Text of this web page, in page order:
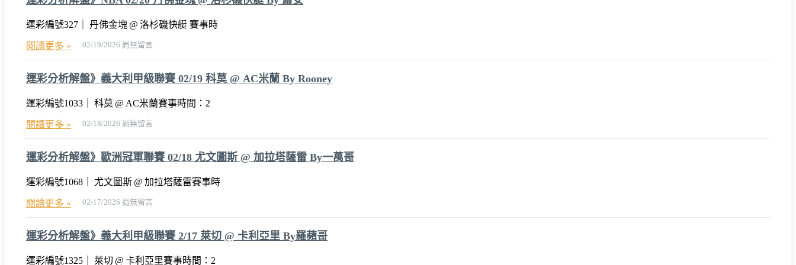
運彩編號327｜ 丹佛金塊 @ 洛杉磯快艇 賽事時
閱讀更多 » 02/19/2026 尚無留言
運彩分析解盤》義大利甲級聯賽 02/19 科莫 @ AC米蘭 By Rooney
運彩編號1033｜ 科莫 @ AC米蘭賽事時間：2
閱讀更多 » 02/18/2026 尚無留言
運彩分析解盤》歐洲冠軍聯賽 02/18 尤文圖斯 @ 加拉塔薩雷 By一萬哥
運彩編號1068｜ 尤文圖斯 @ 加拉塔薩雷賽事時
閱讀更多 » 02/17/2026 尚無留言
運彩分析解盤》義大利甲級聯賽 2/17 萊切 @ 卡利亞里 By羅蘋哥
運彩編號1325｜ 萊切 @ 卡利亞里賽事時間：2